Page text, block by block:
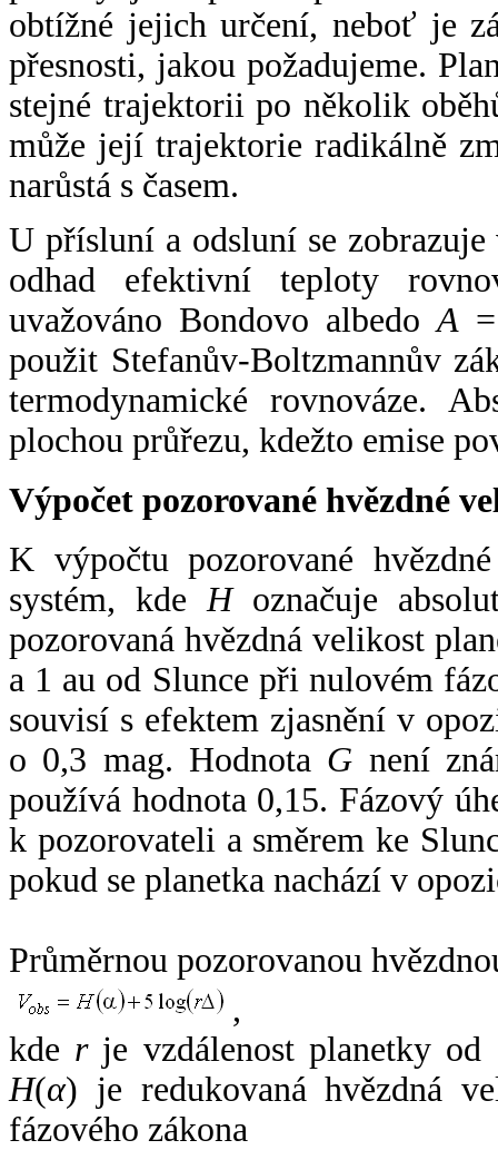
obtížné jejich určení, neboť je
přesnosti, jakou požadujeme.
stejné trajektorii po několik
může její trajektorie radikálně
narůstá s časem.
U přísluní a odsluní se
odhad efektivní teploty
uvažováno Bondovo albedoA
použit Stefanův-Boltzmannův
termodynamické rovnováze.
plochou průřezu, kdežto emise
Výpočet pozorované hvězdné
K výpočtu pozorované
systém, kde Hoznačuje
pozorovaná hvězdná velikost
a 1 au od Slunce při nulovém
souvisí s efektem zjasnění v
o 0,3 mag. Hodnota G není
používá hodnota 0,15. Fázový
k pozorovateli a směrem ke
pokud se planetka nachází v
Průměrnou pozorovanou
,
kde rje vzdálenost planetky od
H(α) je redukovaná hvězdná
fázového zákona